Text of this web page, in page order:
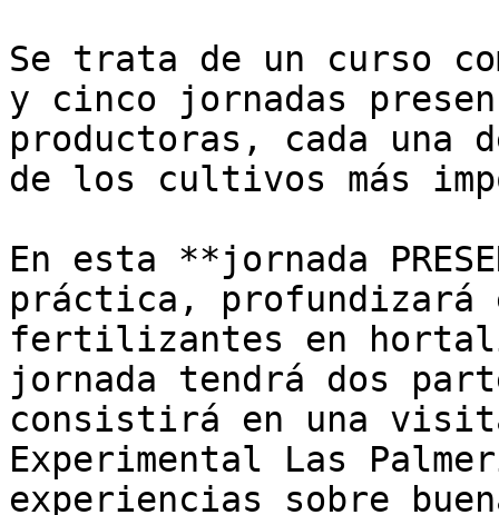
Se trata de un curso
y cinco jornadas
productoras, cada una
de los cultivos más
En esta **jornada
práctica, profundizará
fertilizantes en
jornada tendrá dos
consistirá en una
Experimental Las
experiencias sobre